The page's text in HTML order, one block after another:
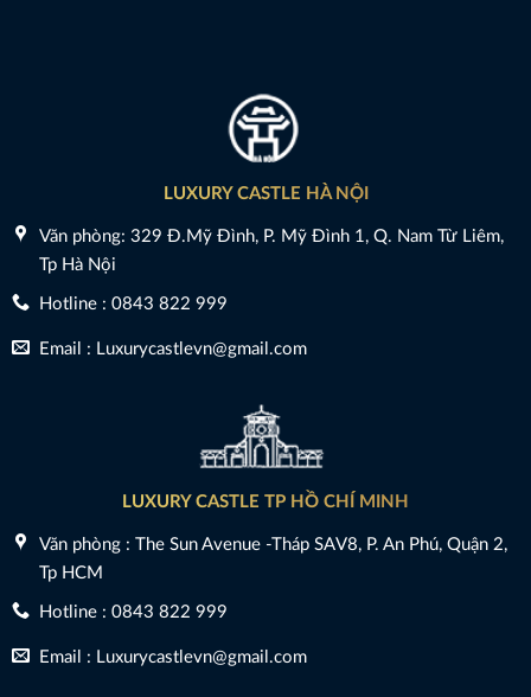
LUXURY CASTLE HÀ NỘI
Văn phòng: 329 Đ.Mỹ Đình, P. Mỹ Đình 1, Q. Nam Từ Liêm,
Tp Hà Nội
Hotline : 0843 822 999
Email : Luxurycastlevn@gmail.com
LUXURY CASTLE TP HỒ CHÍ MINH
Văn phòng : The Sun Avenue -Tháp SAV8, P. An Phú, Quận 2,
Tp HCM
Hotline : 0843 822 999
Email : Luxurycastlevn@gmail.com